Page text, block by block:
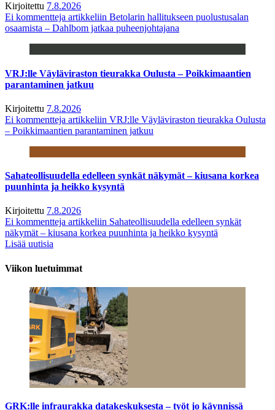
Kirjoitettu 7.8.2026
Ei kommentteja artikkeliin Betolarin hallitukseen puolustusalan
osaamista – Dahlbom jatkaa puheenjohtajana
VRJ:lle Väyläviraston tieurakka Oulusta – Poikkimaantien
parantaminen jatkuu
Kirjoitettu 7.8.2026
Ei kommentteja artikkeliin VRJ:lle Väyläviraston tieurakka Oulusta
– Poikkimaantien parantaminen jatkuu
Sahateollisuudella edelleen synkät näkymät – kiusana korkea
puunhinta ja heikko kysyntä
Kirjoitettu 7.8.2026
Ei kommentteja artikkeliin Sahateollisuudella edelleen synkät
näkymät – kiusana korkea puunhinta ja heikko kysyntä
Lisää uutisia
Viikon luetuimmat
GRK:lle infraurakka datakeskuksesta – työt jo käynnissä